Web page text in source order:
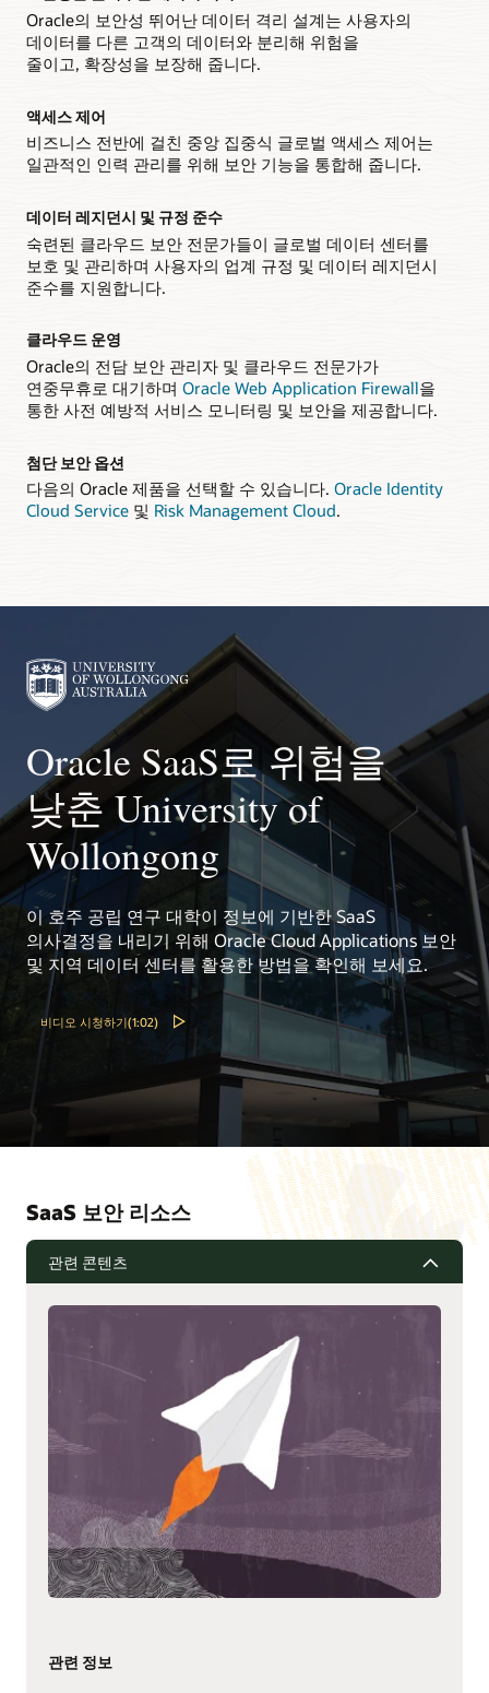
Oracle의 보안성 뛰어난 데이터 격리 설계는 사용자의
데이터를 다른 고객의 데이터와 분리해 위험을
줄이고, 확장성을 보장해 줍니다.
액세스 제어
비즈니스 전반에 걸친 중앙 집중식 글로벌 액세스 제어는
일관적인 인력 관리를 위해 보안 기능을 통합해 줍니다.
데이터 레지던시 및 규정 준수
숙련된 클라우드 보안 전문가들이 글로벌 데이터 센터를
보호 및 관리하며 사용자의 업계 규정 및 데이터 레지던시
준수를 지원합니다.
클라우드 운영
Oracle의 전담 보안 관리자 및 클라우드 전문가가
연중무휴로 대기하며 Oracle Web Application Firewall을
통한 사전 예방적 서비스 모니터링 및 보안을 제공합니다.
첨단 보안 옵션
다음의 Oracle 제품을 선택할 수 있습니다. Oracle Identity
Cloud Service 및 Risk Management Cloud.
Oracle SaaS로 위험을
낮춘 University of
Wollongong
이 호주 공립 연구 대학이 정보에 기반한 SaaS
의사결정을 내리기 위해 Oracle Cloud Applications 보안
및 지역 데이터 센터를 활용한 방법을 확인해 보세요.
비디오 시청하기(1:02)
SaaS 보안 리소스
관련 콘텐츠
관련 정보